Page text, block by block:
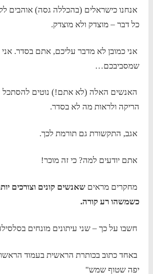
אנחנו כישראלים (בהכללה גסה) אוהבים
כל דבר – מוצדק ולא מוצדק.
אני כמובן לא מדבר עליכם, אתם בסדר.
שמסביבכם…
האנשים האלה (לא אתם!) נוטים להסתכל
הריקה ולראות מה לא בסדר.
אגב, התקשורת גם תורמת לכך.
אתם יודעים למה? כי זה מוכר!
מחקרים מראיםשאנשים קונים וצורכים
כשמשהו רע קורה.
חשבו על כך – שני עיתונים מונחים
באחד כתוב בכותרת הראשית בעמוד
יפה שטוף שמש"